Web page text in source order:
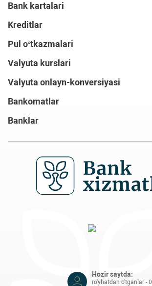
Bank kartalari
Kreditlar
Pul o‘tkazmalari
Valyuta kurslari
Valyuta onlayn-konversiyasi
Bankomatlar
Banklar
Hozir saytda:
ro'yhatdan o'tganlar - 0